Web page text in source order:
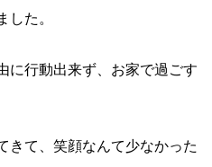
した。
に行動出来ず、お家で過ごす
きて、笑顔なんて少なかった